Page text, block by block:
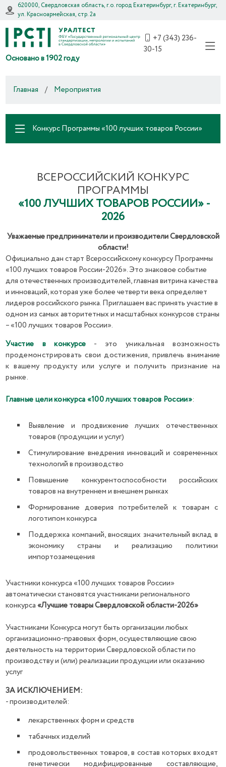
620000, Свердловская область, г.о. город Екатеринбург, г. Екатеринбург,
ул. Красноармейская, стр. 2а
Основано в 1902 году
+7 (343) 236-
30-15
Главная / Мероприятия
Конкурс Программы «100 лучших товаров России»
ВСЕРОССИЙСКИЙ КОНКУРС
ПРОГРАММЫ
«100 ЛУЧШИХ ТОВАРОВ РОССИИ» -
2026
Уважаемые предприниматели и производители Свердловской
области!
Официально дан старт Всероссийскому конкурсу Программы
«100 лучших товаров России-2026». Это знаковое событие
для отечественных производителей, главная витрина качества
и инноваций, которая уже более четверти века определяет
лидеров российского рынка. Приглашаем вас принять участие в
одном из самых авторитетных и масштабных конкурсов страны
– «100 лучших товаров России».
Участие в конкурсе - это уникальная возможность
продемонстрировать свои достижения, привлечь внимание
к вашему продукту или услуге и получить признание на
рынке.
Главные цели конкурса «100 лучших товаров России»:
Выявление и продвижение лучших отечественных
товаров (продукции и услуг)
Стимулирование внедрения инноваций и современных
технологий в производство
Повышение конкурентоспособности российских
товаров на внутреннем и внешнем рынках
Формирование доверия потребителей к товарам с
логотипом конкурса
Поддержка компаний, вносящих значительный вклад в
экономику страны и реализацию политики
импортозамещения
Участники конкурса «100 лучших товаров России»
автоматически становятся участниками регионального
конкурса«Лучшие товары Свердловской области-2026»
Участниками Конкурса могут быть организации любых
организационно-правовых форм, осуществляющие свою
деятельность на территории Свердловской области по
производству и (или) реализации продукции или оказанию
услуг
ЗА ИСКЛЮЧЕНИЕМ:
- производителей:
лекарственных форм и средств
табачных изделий
продовольственных товаров, в состав которых входят
генетически модифицированные составляющие,